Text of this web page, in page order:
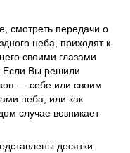
смотреть передачи о
неба, приходят к
своими глазами
Если Вы решили
— себе или своим
неба, или как
случае возникает
десятки